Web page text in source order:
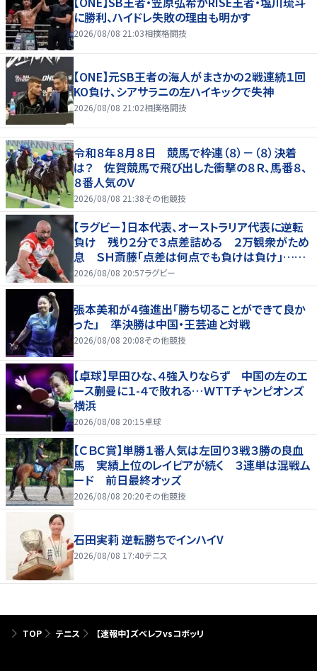
に勝利、ハイドレ失敗の理由も明かす
2026/08/08 21:03相撲格闘技
【ONE】元SB王者の海人がまさかの２戦連続１回
KO負け、シアサラニの左ハイキックで失神
2026/08/08 21:02相撲格闘技
令和８年８月８日 競馬で枠連（８）－（８）決着
は？ 佐賀競馬で飛び出した衝撃の８Ｒ、馬番８、
８番人気のＶ
2026/08/08 21:38その他競技
【ラグビー】日本代表、オーストラリア代表に逆転
負け 残り２分で３点差詰める ２万観衆がため
息 ＳＨ斎藤「点差は何点でも負けは負け」…前
半にＳＯ伊藤龍が先制トライ、３２ー３５で惜敗
2026/08/08 20:57ラグビー
張本美和が４強進出「勝ち切ることができて良か
った」 準決勝は中国・王芸迪と対戦
2026/08/08 20:08その他競技
【卓球】早田ひな、４強入りならず 中国の左のエ
ース蒯曼に１-４で敗れる…ＷＴＴチャンピオンズ
横浜
2026/08/08 20:15卓球
【ＣＢＣ賞】単勝１番人気は左回り３戦３勝の良血
馬 実績上位のレイピアが続く ３連単は混戦ム
ード 前日最終オッズ
2026/08/08 20:20その他競技
石田実莉 逆転勝ちでインハイV
2026/08/08 17:40テニス
TOP テニス 【速報中】ズベレフvsコボッリ